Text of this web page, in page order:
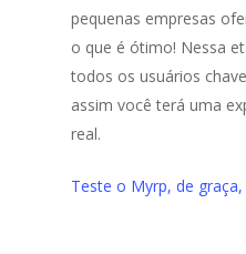
pequenas empresas
o que é ótimo! Nessa
todos os usuários
assim você terá uma
real.
Teste o Myrp, de